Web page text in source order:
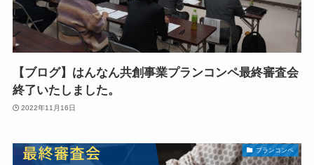
【ブログ】はんなん共創事業プランコンペ最終審査会
終了いたしました。
2022年11月16日
プランコンペ